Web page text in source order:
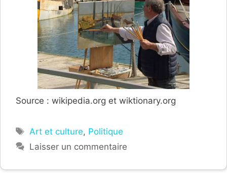
Source : wikipedia.org et wiktionary.org
Étiquettes
Art et culture, Politique
Laisser un commentaire